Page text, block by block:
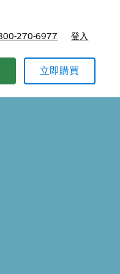
270-6977 登入
立即購買